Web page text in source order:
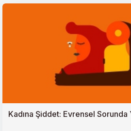
Bir Gelecek Tasavvuru Olarak Türk
Nijerya-Türkiye İlişkileri ve Afrika
Keşmir Krizinde Zamanlama ve
Yunanistanın Göç Sınavı
Kadına Şiddet: Evrensel